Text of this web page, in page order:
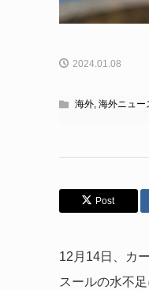
2024.01.08
海外, 海外ニュー
Post
12月14日、カ
スールの水不